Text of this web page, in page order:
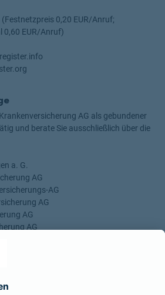
0,20 EUR/Anruf;
0,60 EUR/Anruf)
AG als gebundener
und berate Sie ausschließlich über die
a. G.
AG
AG
AG
AG
AG
AG
AG
entrichtenden Versicherungsprämie